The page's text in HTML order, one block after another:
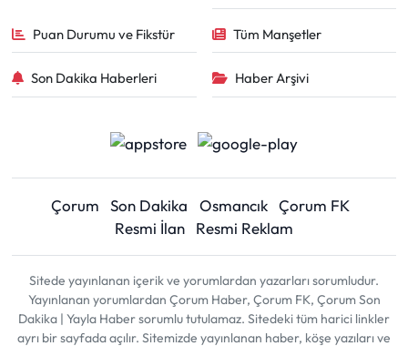
Puan Durumu ve Fikstür Tüm Manşetler
Son Dakika Haberleri Haber Arşivi
Çorum Son Dakika Osmancık Çorum FK
Resmi İlan
Resmi Reklam
Sitede yayınlanan içerik ve yorumlardan yazarları sorumludur.
Yayınlanan yorumlardan Çorum Haber, Çorum FK, Çorum Son
Dakika | Yayla Haber sorumlu tutulamaz. Sitedeki tüm harici linkler
ayrı bir sayfada açılır. Sitemizde yayınlanan haber, köşe yazıları ve